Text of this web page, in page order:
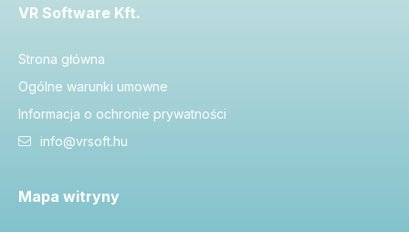
VR Software Kft.
Strona główna
Ogólne warunki umowne
Informacja o ochronie prywatności
info@vrsoft.hu
Mapa witryny